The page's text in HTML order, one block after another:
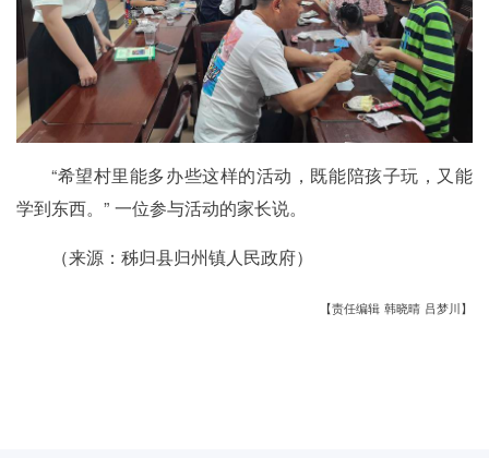
“希望村里能多办些这样的活动，既能陪孩子玩，又能
学到东西。” 一位参与活动的家长说。
（来源：秭归县归州镇人民政府）
【责任编辑 韩晓晴 吕梦川】